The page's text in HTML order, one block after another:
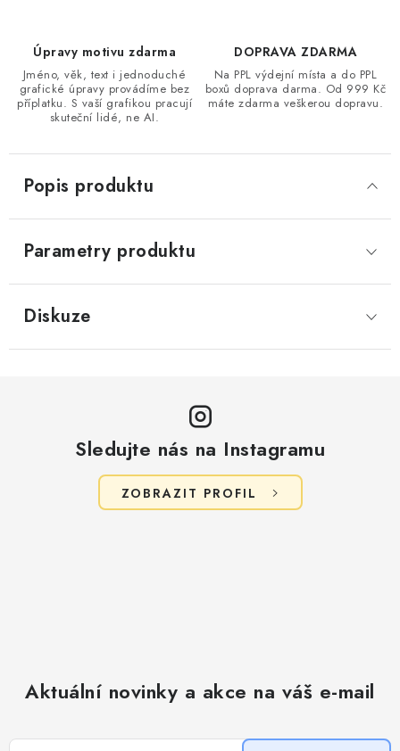
Úpravy motivu zdarma
Jméno, věk, text i jednoduché
grafické úpravy provádíme bez
příplatku. S vaší grafikou pracují
skuteční lidé, ne AI.
DOPRAVA ZDARMA
Na PPL výdejní místa a do PPL
boxů doprava darma. Od 999 Kč
máte zdarma veškerou dopravu.
Popis produktu
Parametry produktu
Diskuze
Sledujte nás na Instagramu
ZOBRAZIT PROFIL
Aktuální novinky a akce na váš e-mail